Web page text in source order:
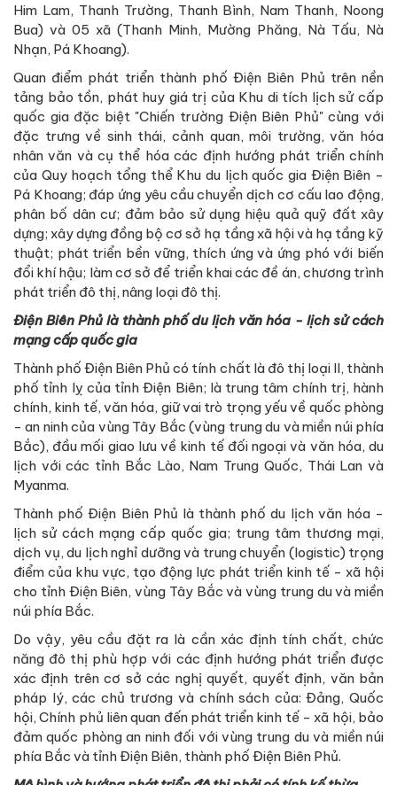
Him Lam, Thanh Trường, Thanh Bình, Nam Thanh, Noong
Bua) và 05 xã (Thanh Minh, Mường Phăng, Nà Tấu, Nà
Nhạn, Pá Khoang).
Quan điểm phát triển thành phố Điện Biên Phủ trên nền
tảng bảo tồn, phát huy giá trị của Khu di tích lịch sử cấp
quốc gia đặc biệt "Chiến trường Điện Biên Phủ" cùng với
đặc trưng về sinh thái, cảnh quan, môi trường, văn hóa
nhân văn và cụ thể hóa các định hướng phát triển chính
của Quy hoạch tổng thể Khu du lịch quốc gia Điện Biên -
Pá Khoang; đáp ứng yêu cầu chuyển dịch cơ cấu lao động,
phân bố dân cư; đảm bảo sử dụng hiệu quả quỹ đất xây
dựng; xây dựng đồng bộ cơ sở hạ tầng xã hội và hạ tầng kỹ
thuật; phát triển bền vững, thích ứng và ứng phó với biến
đổi khí hậu; làm cơ sở để triển khai các đề án, chương trình
phát triển đô thị, nâng loại đô thị.
Điện Biên Phủ là thành phố du lịch văn hóa - lịch sử cách
mạng cấp quốc gia
Thành phố Điện Biên Phủ có tính chất là đô thị loại II, thành
phố tỉnh lỵ của tỉnh Điện Biên; là trung tâm chính trị, hành
chính, kinh tế, văn hóa, giữ vai trò trọng yếu về quốc phòng
- an ninh của vùng Tây Bắc (vùng trung du và miền núi phía
Bắc), đầu mối giao lưu về kinh tế đối ngoại và văn hóa, du
lịch với các tỉnh Bắc Lào, Nam Trung Quốc, Thái Lan và
Myanma.
Thành phố Điện Biên Phủ là thành phố du lịch văn hóa -
lịch sử cách mạng cấp quốc gia; trung tâm thương mại,
dịch vụ, du lịch nghỉ dưỡng và trung chuyển (logistic) trọng
điểm của khu vực, tạo động lực phát triển kinh tế - xã hội
cho tỉnh Điện Biên, vùng Tây Bắc và vùng trung du và miền
núi phía Bắc.
Do vậy, yêu cầu đặt ra là cần xác định tính chất, chức
năng đô thị phù hợp với các định hướng phát triển được
xác định trên cơ sở các nghị quyết, quyết định, văn bản
pháp lý, các chủ trương và chính sách của: Đảng, Quốc
hội, Chính phủ liên quan đến phát triển kinh tế - xã hội, bảo
đảm quốc phòng an ninh đối với vùng trung du và miền núi
phía Bắc và tỉnh Điện Biên, thành phố Điện Biên Phủ.